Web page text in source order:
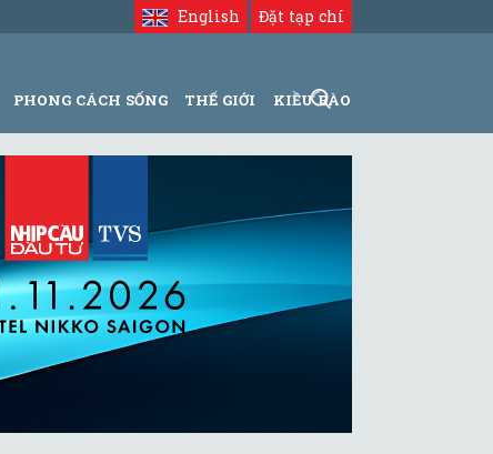
Đặt tạp chí
English
PHONG CÁCH SỐNG THẾ GIỚI KIỀU BÀO